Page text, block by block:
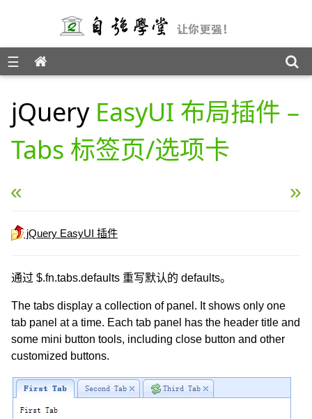
☰
jQuery EasyUI 布局插件 –
Tabs 标签页/选项卡
« jQuery EasyUI 布局插件 – Panel 面板
jQuery EasyUI 布局插
jQuery EasyUI 插件
通过 $.fn.tabs.defaults 重写默认的 defaults。
The tabs display a collection of panel. It shows only one
tab panel at a time. Each tab panel has the header title and
some mini button tools, including close button and other
customized buttons.